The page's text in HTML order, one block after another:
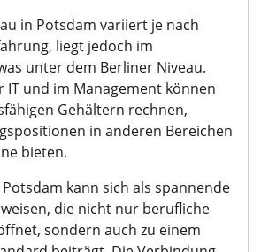
in Potsdam variiert je nach
liegt jedoch im
unter dem Berliner Niveau.
IT und im Management können
Gehältern rechnen,
in anderen Bereichen
bieten.
kann sich als spannende
die nicht nur berufliche
sondern auch zu einem